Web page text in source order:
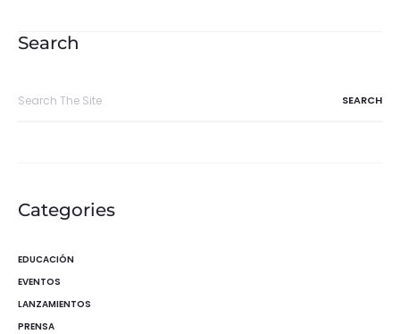
entradas
Search
Categories
EDUCACIÓN
EVENTOS
LANZAMIENTOS
PRENSA